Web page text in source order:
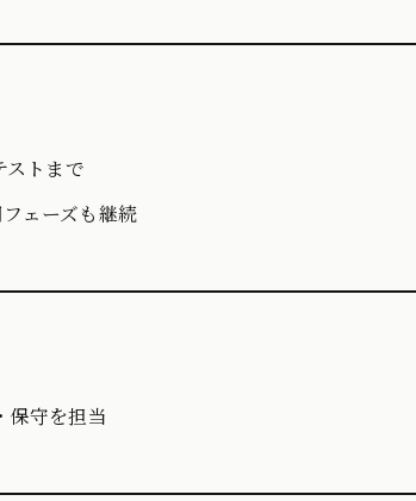
ストまで
フェーズも継続
保守を担当